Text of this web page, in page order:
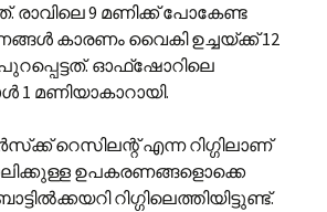
രാവിലെ 9 മണിക്ക് പോകേണ്ട
കാരണം വൈകി ഉച്ചയ്ക്ക് 12
ഓഫ്‌ഷോറിലെ
1 മണിയാകാറായി.
റെസിലന്റ് എന്ന റിഗ്ഗിലാണ്
ഉപകരണങ്ങളൊക്കെ
റിഗ്ഗിലെത്തിയിട്ടുണ്ട്.